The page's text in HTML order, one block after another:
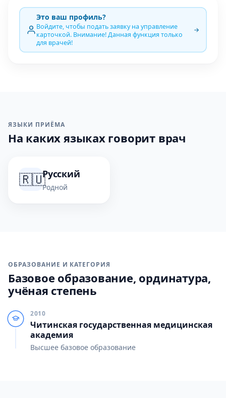
Это ваш профиль?
Войдите, чтобы подать заявку на управление
карточкой. Внимание! Данная функция только
для врачей!
ЯЗЫКИ ПРИЁМА
На каких языках говорит врач
🇷🇺Русский
Родной
ОБРАЗОВАНИЕ И КАТЕГОРИЯ
Базовое образование, ординатура,
учёная степень
2010
Читинская государственная медицинская
академия
Высшее базовое образование